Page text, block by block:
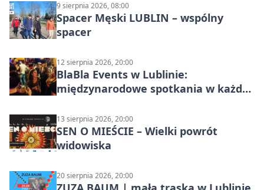
9 sierpnia 2026, 08:00
Spacer Męski LUBLIN – wspólny
spacer
12 sierpnia 2026, 20:00
BlaBla Events w Lublinie:
międzynarodowe spotkania w każdą
13 sierpnia 2026, 20:00
SEN O MIEŚCIE – Wielki powrót
widowiska
20 sierpnia 2026, 20:00